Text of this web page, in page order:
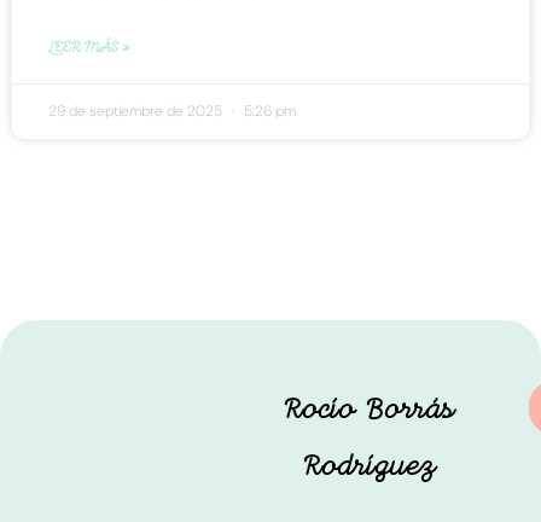
LEER MÁS »
29 de septiembre de 2025 5:26 pm
Rocío Borrás
Rodríguez